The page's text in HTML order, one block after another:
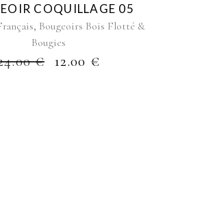
COQUILLAGE 05
, Bougeoirs Bois Flotté &
Bougies
€ 12.00 €